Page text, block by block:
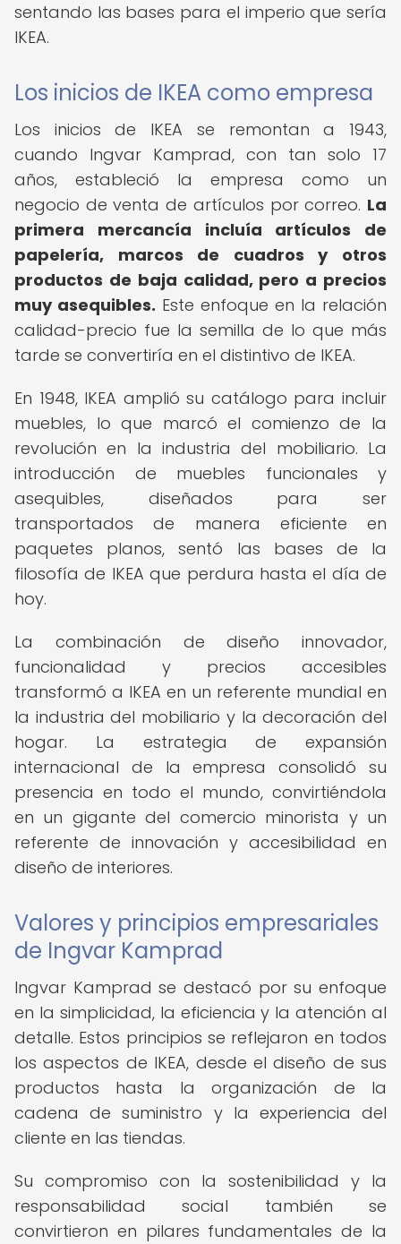
sentando las bases para el imperio que sería
IKEA.
Los inicios de IKEA como empresa
Los inicios de IKEA se remontan a 1943,
cuando Ingvar Kamprad, con tan solo 17
años, estableció la empresa como un
negocio de venta de artículos por correo. La
primera mercancía incluía artículos de
papelería, marcos de cuadros y otros
productos de baja calidad, pero a precios
muy asequibles. Este enfoque en la relación
calidad-precio fue la semilla de lo que más
tarde se convertiría en el distintivo de IKEA.
En 1948, IKEA amplió su catálogo para incluir
muebles, lo que marcó el comienzo de la
revolución en la industria del mobiliario. La
introducción de muebles funcionales y
asequibles, diseñados para ser
transportados de manera eficiente en
paquetes planos, sentó las bases de la
filosofía de IKEA que perdura hasta el día de
hoy.
La combinación de diseño innovador,
funcionalidad y precios accesibles
transformó a IKEA en un referente mundial en
la industria del mobiliario y la decoración del
hogar. La estrategia de expansión
internacional de la empresa consolidó su
presencia en todo el mundo, convirtiéndola
en un gigante del comercio minorista y un
referente de innovación y accesibilidad en
diseño de interiores.
Valores y principios empresariales
de Ingvar Kamprad
Ingvar Kamprad se destacó por su enfoque
en la simplicidad, la eficiencia y la atención al
detalle. Estos principios se reflejaron en todos
los aspectos de IKEA, desde el diseño de sus
productos hasta la organización de la
cadena de suministro y la experiencia del
cliente en las tiendas.
Su compromiso con la sostenibilidad y la
responsabilidad social también se
convirtieron en pilares fundamentales de la